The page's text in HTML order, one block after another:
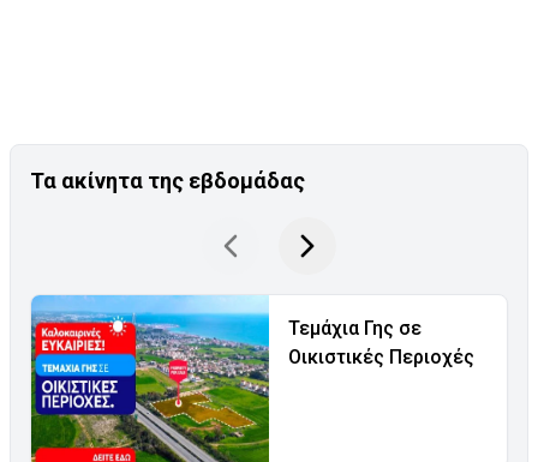
Τα ακίνητα της εβδομάδας
Τεμάχια Γης σε
Οικιστικές Περιοχές